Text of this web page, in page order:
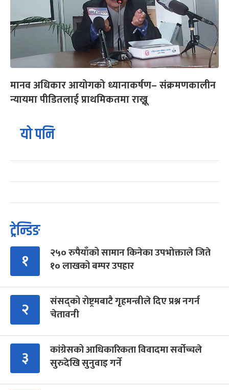
मानव अधिकार आयोगको ध्यानाकर्षण– संक्रमणकालीन
न्यायमा पीडितलाई प्राथमिकतमा राख्नू
यो पनि
ट्रेन्डिङ
१
२५० रुपैयाँको सामान किनेका उपभोक्ताले जिते
१० लाखको बम्पर उपहार
२
संसद्को रोष्ट्रमबाटै गृहमन्त्रीले दिए प्रश्न नगर्न
चेतावनी
३
कांग्रेसको आधिकारिकता विवादमा सर्वोच्चले
सुरुदेखि सुनुवाइ गर्ने